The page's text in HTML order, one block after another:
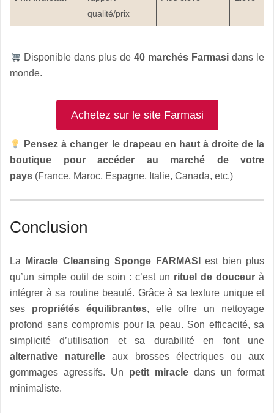
qualité/prix
Disponible dans plus de40 marchés Farmasi dans le
monde.
Achetez sur le site Farmasi
Pensez à changer le drapeau en haut à droite de la
boutique pour accéder au marché de votre
pays (France, Maroc, Espagne, Italie, Canada, etc.)
Conclusion
La Miracle Cleansing Sponge FARMASI
est bien plus
qu’un simple outil de soin : c’est un rituel de douceur à
intégrer à sa routine beauté. Grâce à sa texture unique et
ses propriétés équilibrantes, elle offre un nettoyage
profond sans compromis pour la peau. Son efficacité, sa
simplicité d’utilisation et sa durabilité en font une
alternative naturelle aux brosses électriques ou aux
gommages agressifs. Un petit miracle dans un format
minimaliste.